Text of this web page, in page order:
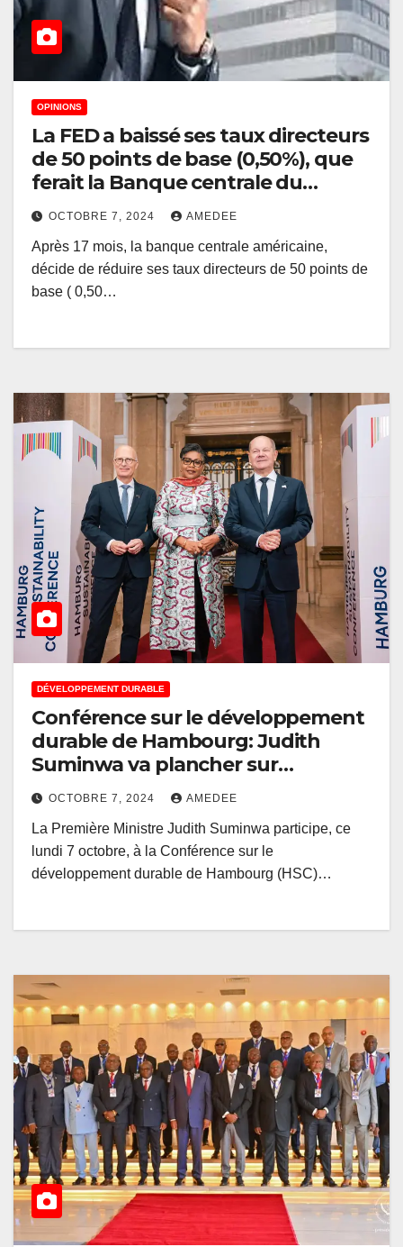
OPINIONS
La FED a baissé ses taux directeurs
de 50 points de base (0,50%), que
ferait la Banque centrale du
Congo
OCTOBRE 7, 2024 AMEDEE
Après 17 mois, la banque centrale américaine,
décide de réduire ses taux directeurs de 50 points de
base ( 0,50…
DÉVELOPPEMENT DURABLE
Conférence sur le développement
durable de Hambourg: Judith
Suminwa va plancher sur
l’Architecture Financière
Internationale Équitable
OCTOBRE 7, 2024 AMEDEE
La Première Ministre Judith Suminwa participe, ce
lundi 7 octobre, à la Conférence sur le
développement durable de Hambourg (HSC)…